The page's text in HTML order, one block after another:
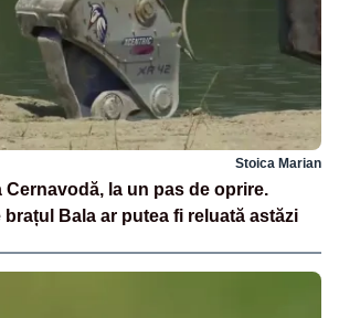
Stoica Marian
Cernavodă, la un pas de oprire.
brațul Bala ar putea fi reluată astăzi